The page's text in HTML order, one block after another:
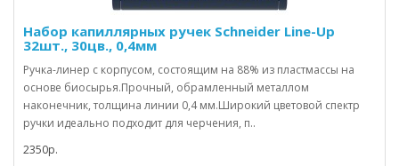
Набор капиллярных ручек Schneider Line-Up
32шт., 30цв., 0,4мм
Ручка-линер с корпусом, состоящим на 88% из пластмассы на
основе биосырья.Прочный, обрамленный металлом
наконечник, толщина линии 0,4 мм.Широкий цветовой спектр
ручки идеально подходит для черчения, п..
2350р.